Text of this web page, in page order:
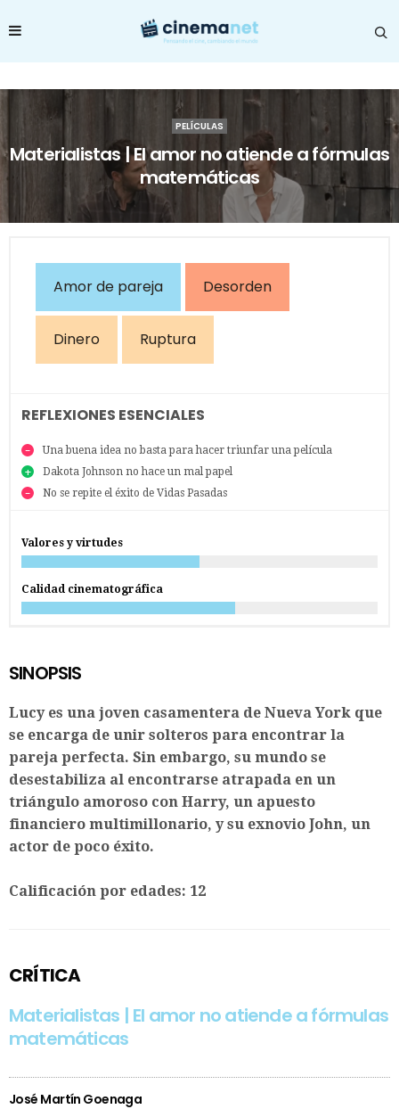
PELÍCULAS
Materialistas | El amor no atiende a fórmulas
matemáticas
Amor de pareja Desorden
Dinero Ruptura
REFLEXIONES ESENCIALES
Una buena idea no basta para hacer triunfar una película
Dakota Johnson no hace un mal papel
No se repite el éxito de Vidas Pasadas
Valores y virtudes
Calidad cinematográfica
SINOPSIS
Lucy es una joven casamentera de Nueva York que
se encarga de unir solteros para encontrar la
pareja perfecta. Sin embargo, su mundo se
desestabiliza al encontrarse atrapada en un
triángulo amoroso con Harry, un apuesto
financiero multimillonario, y su exnovio John, un
actor de poco éxito.
Calificación por edades: 12
CRÍTICA
Materialistas | El amor no atiende a fórmulas
matemáticas
José Martín Goenaga